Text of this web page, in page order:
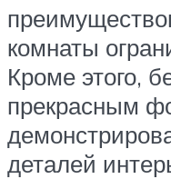
комнаты
Кроме этого,
прекрасным
деталей